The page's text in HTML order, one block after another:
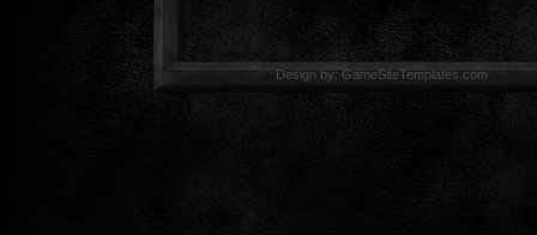
Design by: